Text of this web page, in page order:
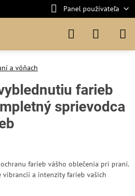
Panel používateľa
a vôňach
farieb
sprievodca
farieb vášho oblečenia pri praní.
vibrancií a intenzity farieb vašich